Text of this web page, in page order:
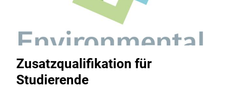
Zusatzqualifikation für
Studierende